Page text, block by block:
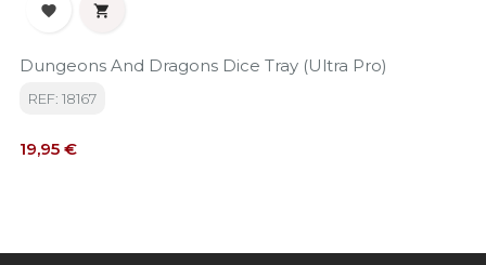
 
Dungeons And Dragons Dice Tray (Ultra Pro)
REF: 18167
Precio
19,95 €